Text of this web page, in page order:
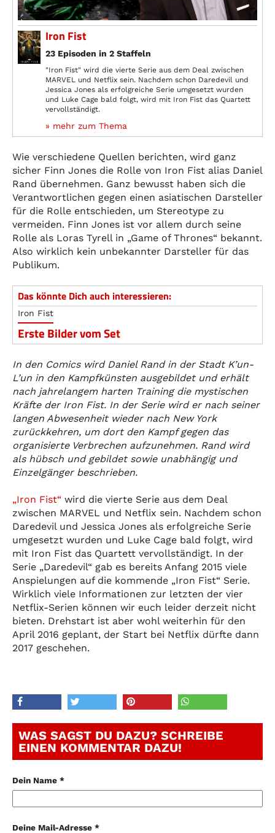
Iron Fist
23 Episoden in 2 Staffeln
"Iron Fist" wird die vierte Serie aus dem Deal zwischen
MARVEL und Netflix sein. Nachdem schon Daredevil und
Jessica Jones als erfolgreiche Serie umgesetzt wurden
und Luke Cage bald folgt, wird mit Iron Fist das Quartett
vervollständigt.
» mehr zum Thema
Wie verschiedene Quellen berichten, wird ganz
sicher Finn Jones die Rolle von Iron Fist alias Daniel
Rand übernehmen. Ganz bewusst haben sich die
Verantwortlichen gegen einen asiatischen Darsteller
für die Rolle entschieden, um Stereotype zu
vermeiden. Finn Jones ist vor allem durch seine
Rolle als Loras Tyrell in „Game of Thrones“ bekannt.
Also wirklich kein unbekannter Darsteller für das
Publikum.
Das könnte Dich auch interessieren:
Iron Fist
Erste Bilder vom Set
In den Comics wird Daniel Rand in der Stadt K’un-
L’un in den Kampfkünsten ausgebildet und erhält
nach jahrelangem harten Training die mystischen
Kräfte der Iron Fist. In der Serie wird er nach seiner
langen Abwesenheit wieder nach New York
zurückkehren, um dort den Kampf gegen das
organisierte Verbrechen aufzunehmen. Rand wird
als hübsch und gebildet sowie unabhängig und
Einzelgänger beschrieben.
„Iron Fist“ wird die vierte Serie aus dem Deal
zwischen MARVEL und Netflix sein. Nachdem schon
Daredevil und Jessica Jones als erfolgreiche Serie
umgesetzt wurden und Luke Cage bald folgt, wird
mit Iron Fist das Quartett vervollständigt. In der
Serie „Daredevil“ gab es bereits Anfang 2015 viele
Anspielungen auf die kommende „Iron Fist“ Serie.
Wirklich viele Informationen zur letzten der vier
Netflix-Serien können wir euch leider derzeit nicht
bieten. Drehstart ist aber wohl weiterhin für den
April 2016 geplant, der Start bei Netflix dürfte dann
2017 geschehen.
WAS SAGST DU DAZU? SCHREIBE
EINEN KOMMENTAR DAZU!
Dein Name *
Deine Mail-Adresse *